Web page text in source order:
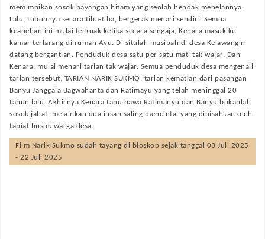
memimpikan sosok bayangan hitam yang seolah hendak menelannya.
Lalu, tubuhnya secara tiba-tiba, bergerak menari sendiri. Semua
keanehan ini mulai terkuak ketika secara sengaja, Kenara masuk ke
kamar terlarang di rumah Ayu. Di situlah musibah di desa Kelawangin
datang bergantian. Penduduk desa satu per satu mati tak wajar. Dan
Kenara, mulai menari tarian tak wajar. Semua penduduk desa mengenali
tarian tersebut, TARIAN NARIK SUKMO, tarian kematian dari pasangan
Banyu Janggala Bagwahanta dan Ratimayu yang telah meninggal 20
tahun lalu. Akhirnya Kenara tahu bawa Ratimanyu dan Banyu bukanlah
sosok jahat, melainkan dua insan saling mencintai yang dipisahkan oleh
tabiat busuk warga desa.
Film Narik Sukmo sudah tayang di bioskop sejak tanggal 03 Juli 2025
- 22 Juli 2025